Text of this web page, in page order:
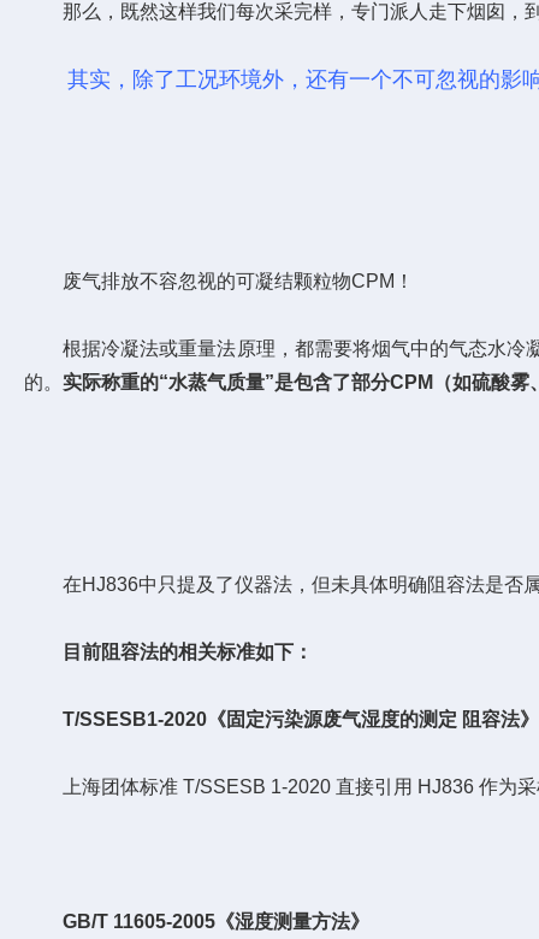
那么，既然这样我们每次采完样，专门派人走下烟囱，
其实，除了工况环境外，还有一个不可忽视的影
废气排放不容忽视的可凝结颗粒物CPM！
根据冷凝法或重量法原理，都需要将烟气中的气态水冷
的。 实际称重的“水蒸气质量”是包含了部分CPM（如硫酸
在HJ836中只提及了仪器法，但未具体明确阻容法是否
目前阻容法的相关标准如下：
T/SSESB1-2020《固定污染源废气湿度的测定 阻容法
上海团体标准 T/SSESB 1-2020 直接引用 HJ836 作为采
GB/T 11605-2005《湿度测量方法》